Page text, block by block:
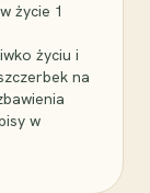
życie 1
życiu i
na
w